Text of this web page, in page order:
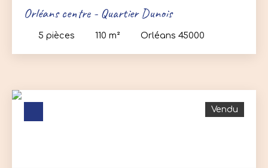
Orléans centre - Quartier Dunois
5 pièces 110 m² Orléans 45000
Vendu